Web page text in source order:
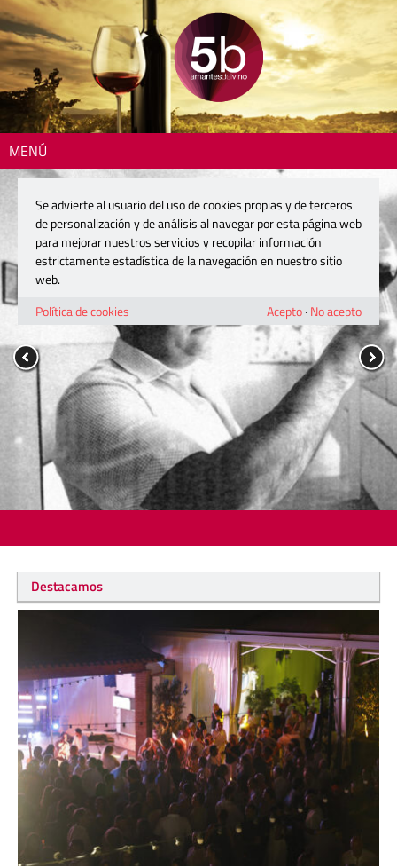
MENÚ
Destacamos
Se advierte al usuario del uso de cookies propias y de terceros
de personalización y de análisis al navegar por esta página web
para mejorar nuestros servicios y recopilar información
estrictamente estadística de la navegación en nuestro sitio
web.
Política de cookies
Acepto· No acepto